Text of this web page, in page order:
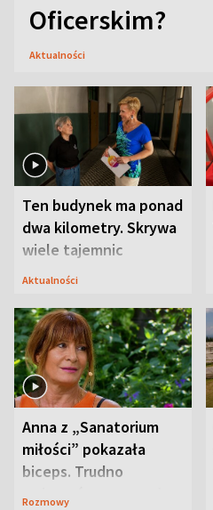
Oficerskim?
Aktualności
Ten budynek ma ponad
dwa kilometry. Skrywa
wiele tajemnic
Aktualności
Anna z „Sanatorium
miłości” pokazała
biceps. Trudno
uwierzyć, co przeszła
Rozmowy